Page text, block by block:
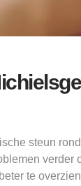
steun
verder
te